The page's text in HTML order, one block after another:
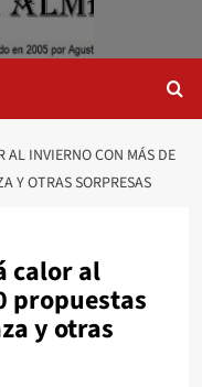
AL INVIERNO CON MÁS DE
Y OTRAS SORPRESAS
calor al
propuestas
y otras